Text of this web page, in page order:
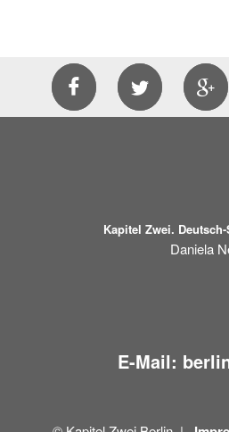
Kapitel Zwei.
Daniela
E-Mail: